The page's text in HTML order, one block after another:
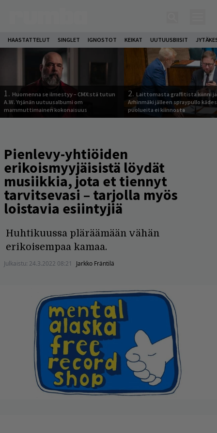
HAASTATTELUT SINGLET IGNOSTOT KEIKAT UUTUUSBIISIT
1. Huomenna se ilmestyy – CMX:stä tutun
A.W. Yrjänän uutuusalbumi om
mammuttimainen kokonaisuus
2. Laittomasta graffitista kiinni
Arhinmäki jälleen spraypullo
puolueita ei kiinnosta
Pienlevy-yhtiöiden
erikoismyyjäisistä löydät
musiikkia, jota et tiennyt
tarvitsevasi – tarjolla myös
loistavia esiintyjiä
Huhtikuussa pläräämään vähän
erikoisempaa kamaa.
Julkaistu: 24.3.2022 08:21 Jarkko Fräntilä